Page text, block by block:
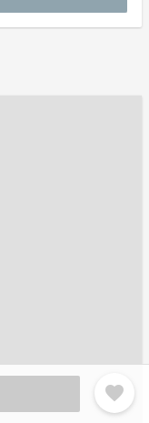
favorite